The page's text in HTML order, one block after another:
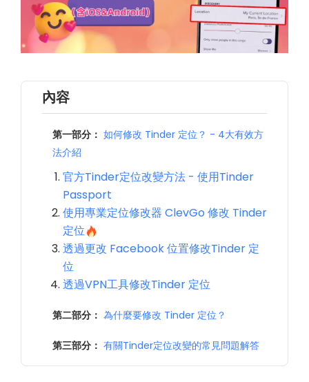
內容
第一部分： 如何修改 Tinder 定位？ - 4大有效方
法介紹
官方Tinder定位改變方法 - 使用Tinder
Passport
使用專業定位修改器 ClevGo 修改 Tinder
定位
透過更改 Facebook 位置修改Tinder 定
位
透過VPN工具修改Tinder 定位
第二部分： 為什麼要修改 Tinder 定位？
第三部分： 有關Tinder定位改變的常見問題解答